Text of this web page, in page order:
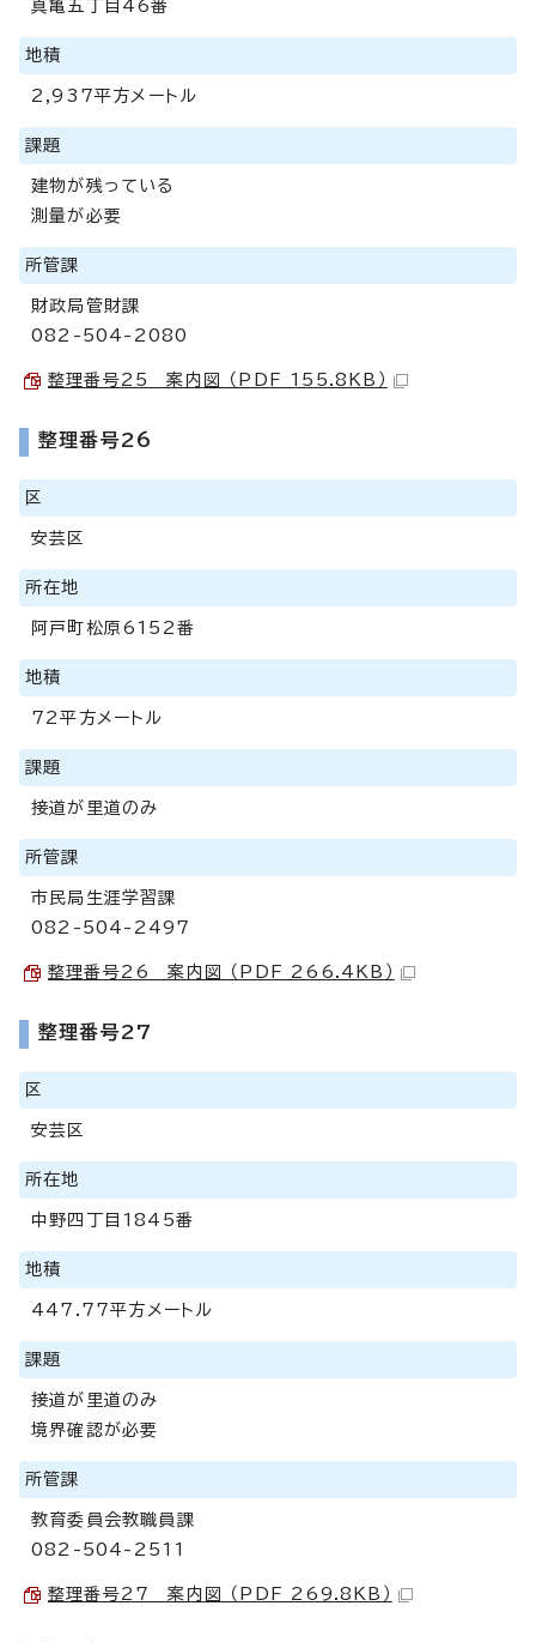
真亀五丁目46番
地積
2,937平方メートル
課題
建物が残っている
測量が必要
所管課
財政局管財課
082-504-2080
整理番号25 案内図 （PDF 155.8KB）
整理番号26
区
安芸区
所在地
阿戸町松原6152番
地積
72平方メートル
課題
接道が里道のみ
所管課
市民局生涯学習課
082-504-2497
整理番号26 案内図 （PDF 266.4KB）
整理番号27
区
安芸区
所在地
中野四丁目1845番
地積
447.77平方メートル
課題
接道が里道のみ
境界確認が必要
所管課
教育委員会教職員課
082-504-2511
整理番号27 案内図 （PDF 269.8KB）